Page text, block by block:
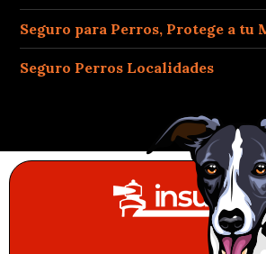
Seguro para Perros, Protege a tu
Seguro Perros Localidades